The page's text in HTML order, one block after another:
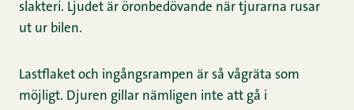
slakteri. Ljudet är öronbedövande när tjurarna rusar
ut ur bilen.
Lastflaket och ingångsrampen är så vågräta som
möjligt. Djuren gillar nämligen inte att gå i